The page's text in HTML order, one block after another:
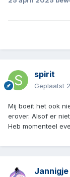
spirit
Geplaatst
Mij boeit het ook
erover. Alsof er
Heb momenteel
Jannigje